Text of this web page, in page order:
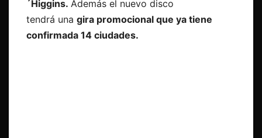
´Higgins. Además el nuevo disco
tendrá una gira promocional que ya tiene
confirmada 14 ciudades.